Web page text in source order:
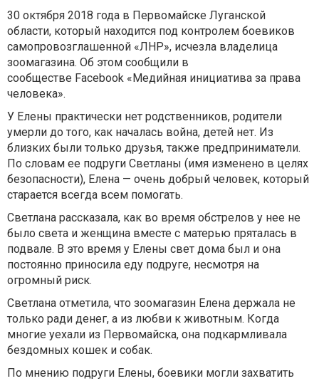
30 октября 2018 года в Первомайске Луганской
области, который находится под контролем боевиков
самопровозглашенной «ЛНР», исчезла владелица
зоомагазина. Об этом сообщили в
сообществе Facebook «Медийная инициатива за права
человека».
У Елены практически нет родственников, родители
умерли до того, как началась война, детей нет. Из
близких были только друзья, также предприниматели.
По словам ее подруги Светланы (имя изменено в целях
безопасности), Елена — очень добрый человек, который
старается всегда всем помогать.
Светлана рассказала, как во время обстрелов у нее не
было света и женщина вместе с матерью пряталась в
подвале. В это время у Елены свет дома был и она
постоянно приносила еду подруге, несмотря на
огромный риск.
Светлана отметила, что зоомагазин Елена держала не
только ради денег, а из любви к животным. Когда
многие уехали из Первомайска, она подкармливала
бездомных кошек и собак.
По мнению подруги Елены, боевики могли захватить